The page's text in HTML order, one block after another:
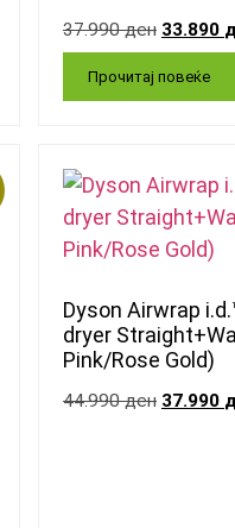
37.990ден 33.890
Прочитај повеќе
Dyson Airwrap
dryer
Pink/Rose Gold)
44.990ден 37.990